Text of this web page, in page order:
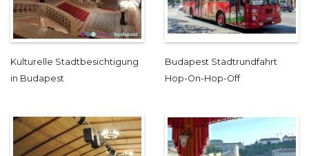
Kulturelle Stadtbesichtigung
in Budapest
Budapest Stadtrundfahrt
Hop-On-Hop-Off